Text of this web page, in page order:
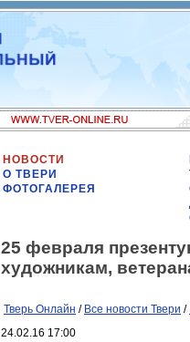
НОВОСТИ
О ТВЕРИ
ФОТОГАЛЕРЕЯ
25 февраля
художникам,
Тверь Онлайн / Все новости Твери /
24.02.16 17:00